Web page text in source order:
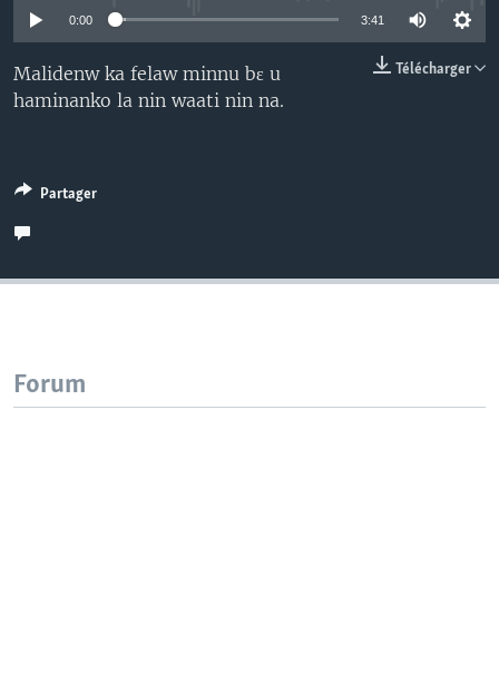
0:00 3:41
Télécharger
Malidenw ka felaw minnu bɛ u
haminanko la nin waati nin na.
Partager
Forum